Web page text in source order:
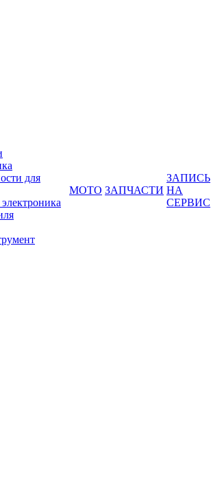
для
МОТО ЗАПЧАСТИ
ЗАПИСЬ
НА
СЕРВИС